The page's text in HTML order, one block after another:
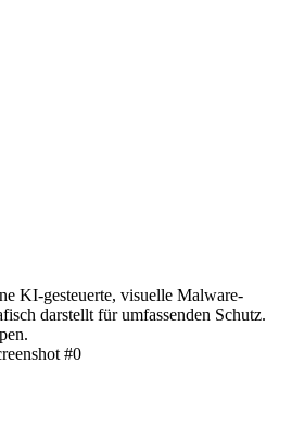
KI-gesteuerte, visuelle Malware-
darstellt für umfassenden Schutz.